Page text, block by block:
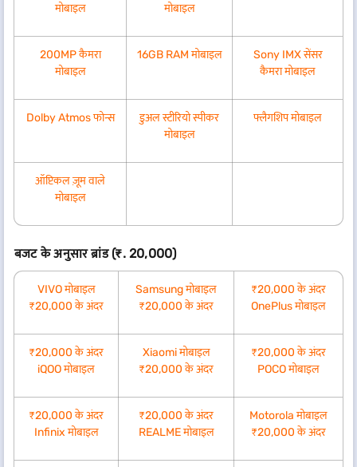
मोबाइल
मोबाइल
200MP कैमरा
मोबाइल
16GB RAM मोबाइल
Sony IMX सेंसर
कैमरा मोबाइल
Dolby Atmos फोन्स
डुअल स्टीरियो स्पीकर
मोबाइल
फ्लैगशिप मोबाइल
ऑप्टिकल ज़ूम वाले
मोबाइल
बजट के अनुसार ब्रांड (₹. 20,000)
VIVO मोबाइल
₹20,000 के अंदर
Samsung मोबाइल
₹20,000 के अंदर
₹20,000 के अंदर
OnePlus मोबाइल
₹20,000 के अंदर
iQOO मोबाइल
Xiaomi मोबाइल
₹20,000 के अंदर
₹20,000 के अंदर
POCO मोबाइल
₹20,000 के अंदर
Infinix मोबाइल
₹20,000 के अंदर
REALME मोबाइल
Motorola मोबाइल
₹20,000 के अंदर